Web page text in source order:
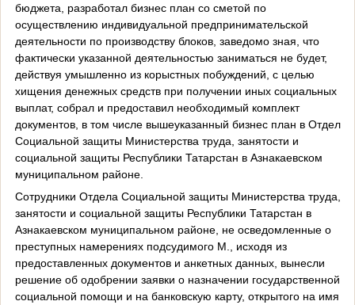
бюджета, разработал бизнес план со сметой по
осуществлению индивидуальной предпринимательской
деятельности по производству блоков, заведомо зная, что
фактически указанной деятельностью заниматься не будет,
действуя умышленно из корыстных побуждений, с целью
хищения денежных средств при получении иных социальных
выплат, собрал и предоставил необходимый комплект
документов, в том числе вышеуказанный бизнес план в Отдел
Социальной защиты Министерства труда, занятости и
социальной защиты Республики Татарстан в Азнакаевском
муниципальном районе.
Сотрудники Отдела Социальной защиты Министерства труда,
занятости и социальной защиты Республики Татарстан в
Азнакаевском муниципальном районе, не осведомленные о
преступных намерениях подсудимого М., исходя из
предоставленных документов и анкетных данных, вынесли
решение об одобрении заявки о назначении государственной
социальной помощи и на банковскую карту, открытого на имя